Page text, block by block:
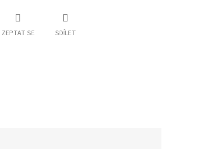
ZEPTAT SE SDÍLET